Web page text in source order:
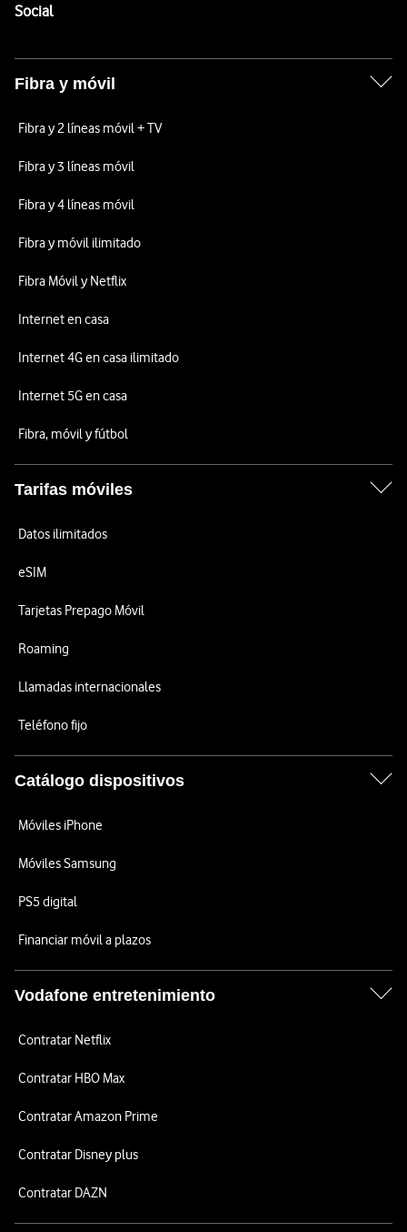
SocialEnlaces a las redes sociales de Vodafone
Fibra y móvil
Fibra y 2 líneas móvil + TV
Fibra y 3 líneas móvil
Fibra y 4 líneas móvil
Fibra y móvil ilimitado
Fibra Móvil y Netflix
Internet en casa
Internet 4G en casa ilimitado
Internet 5G en casa
Fibra, móvil y fútbol
Tarifas móviles
Datos ilimitados
eSIM
Tarjetas Prepago Móvil
Roaming
Llamadas internacionales
Teléfono fijo
Catálogo dispositivos
Móviles iPhone
Móviles Samsung
PS5 digital
Financiar móvil a plazos
Vodafone entretenimiento
Contratar Netflix
Contratar HBO Max
Contratar Amazon Prime
Contratar Disney plus
Contratar DAZN